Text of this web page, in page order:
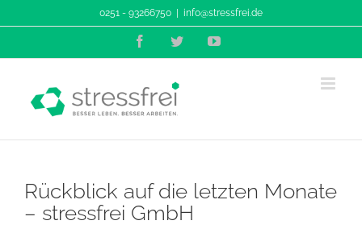
Inhalt
0251 - 93266750 info@stressfrei.de
FacebookTwitterYouTube
Rückblick auf die letzten Monate
– stressfrei GmbH